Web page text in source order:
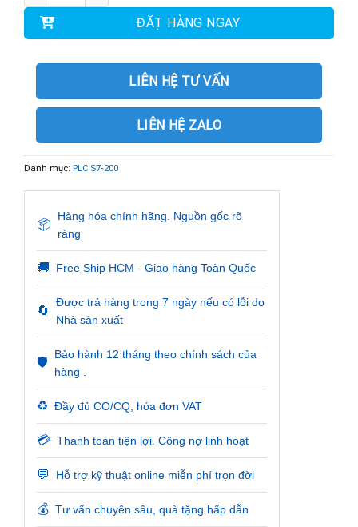
ĐẶT HÀNG NGAY
LIÊN HỆ TƯ VẤN
LIÊN HỆ ZALO
Danh mục: PLC S7-200
📦
Hàng hóa chính hãng. Nguồn gốc rõ
ràng
🚚 Free Ship HCM - Giao hàng Toàn Quốc
🔄
Được trả hàng trong 7 ngày nếu có lỗi do
Nhà sản xuất
🛡️
Bảo hành 12 tháng theo chính sách của
hàng .
♻️ Đầy đủ CO/CQ, hóa đơn VAT
💳 Thanh toán tiện lợi. Công nợ linh hoạt
💬 Hỗ trợ kỹ thuật online miễn phí trọn đời
💰 Tư vấn chuyên sâu, quà tặng hấp dẫn